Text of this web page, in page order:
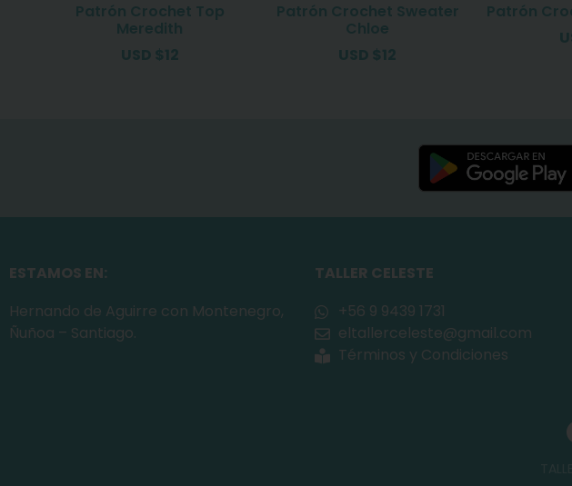
Patrón Crochet Top
Meredith
USD $12
Patrón Crochet Sweater
Chloe
USD $12
Patrón
ESTAMOS EN:
Hernando de Aguirre con Montenegro,
Ñuñoa – Santiago.
TALLER CELESTE
+56 9 9439 1731
eltallerceleste@gmail.com
Términos y Condiciones